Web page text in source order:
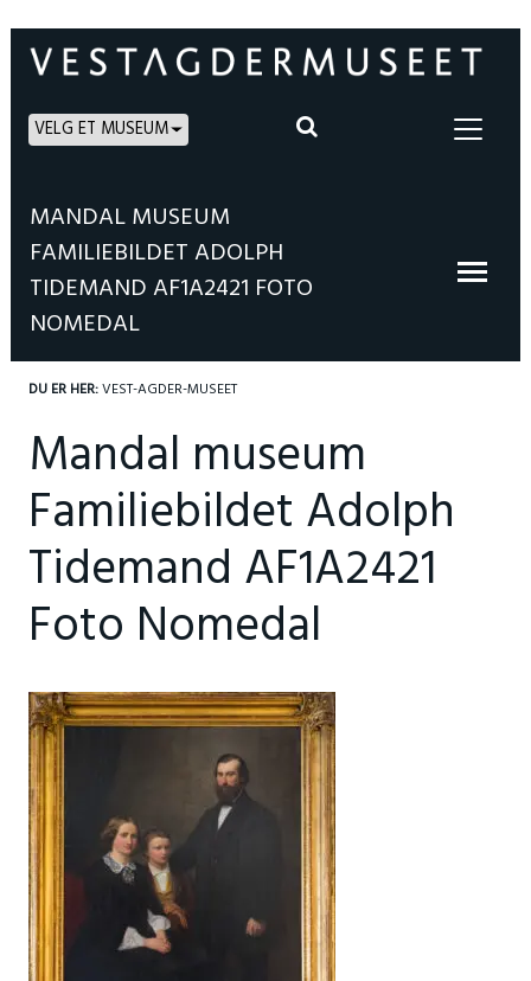
VELG ET MUSEUM
MANDAL MUSEUM
FAMILIEBILDET ADOLPH
TIDEMAND AF1A2421 FOTO
NOMEDAL
DU ER HER:VEST-AGDER-MUSEET
Mandal museum
Familiebildet Adolph
Tidemand AF1A2421
Foto Nomedal